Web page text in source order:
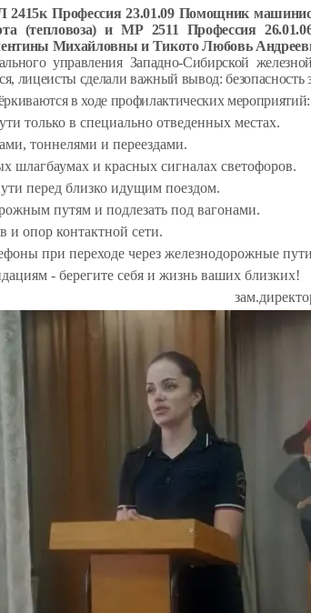
2415к Профессия 23.01.09 Помощник
(тепловоза) и МР 2511 Профессия
Михайловны и Тикото Любовь
управления Западно-Сибирской
лицеисты сделали важный вывод: безопасность
в ходе профилактических мероприятий:
только в специально отведенных местах.
тоннелями и переездами.
шлагбаумах и красных сигналах светофоров.
перед близко идущим поездом.
путям и подлезать под вагонами.
и опор контактной сети.
при переходе через железнодорожные
- берегите себя и жизнь ваших близких!